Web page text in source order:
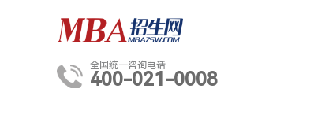
全国统一咨询电话
400-021-0008